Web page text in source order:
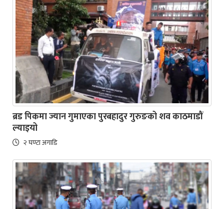
ब्रड पिकमा ज्यान गुमाएका पुरबहादुर गुरुङको शव काठमाडौं
ल्याइयो
२ घण्टा अगाडि